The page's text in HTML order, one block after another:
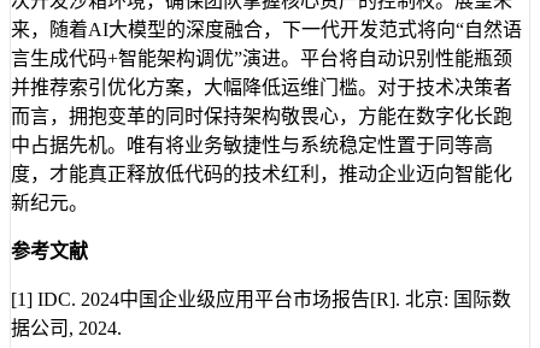
来，随着AI大模型的深度融合，下一代开发范式将向“自然语
言生成代码+智能架构调优”演进。平台将自动识别性能瓶颈
并推荐索引优化方案，大幅降低运维门槛。对于技术决策者
而言，拥抱变革的同时保持架构敬畏心，方能在数字化长跑
中占据先机。唯有将业务敏捷性与系统稳定性置于同等高
度，才能真正释放低代码的技术红利，推动企业迈向智能化
新纪元。
参考文献
[1] IDC. 2024中国企业级应用平台市场报告[R]. 北京: 国际数
据公司, 2024.